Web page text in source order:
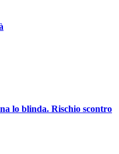
lo blinda. Rischio scontro